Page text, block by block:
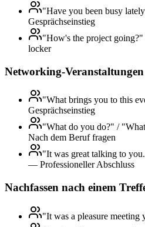
"Have you been busy
Gesprächseinstieg
"How's the project
locker
Networking-Veranstaltungen
"What brings you to this
Gesprächseinstieg
"What do you do?" /
Nach dem Beruf fragen
"It was great talking to
— Professioneller Abschluss
Nachfassen nach einem
"It was a pleasure meeting